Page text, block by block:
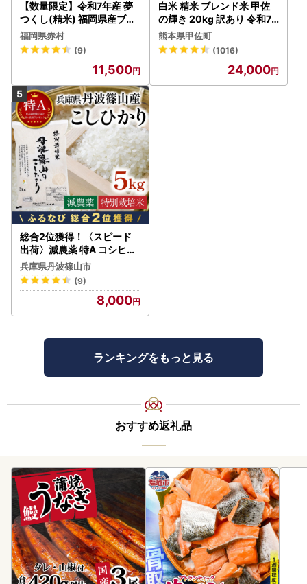
Mail：aisai@steamship.co.jp
受付時間：平日9:00〜17:00
※土曜日・日曜日・祝日および年末年始は対応いたしかねま
す。
【数量限定】令和7年産 夢
つくし(精米) 福岡県産ブラ
ンド米 10kg (品番:3X11R7)
福岡県赤村
(9)
11,500
白米 精米 ブレンド米 甲佐
の輝き 20kg 訳あり 令和7
年産 【価格改定ZS】
熊本県甲佐町
(1016)
24,000
総合2位獲得！〈スピード
出荷〉減農薬 特A コシヒカ
リ 5kg 丹波篠山産 特別栽培
米 こしひかり
兵庫県丹波篠山市
(9)
8,000
ランキングをもっと見る
おすすめ返礼品